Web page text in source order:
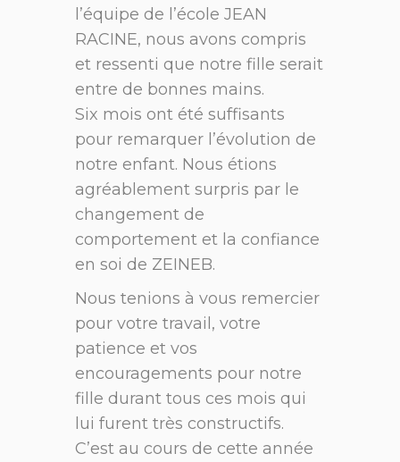
l’équipe de l’école JEAN
RACINE, nous avons compris
et ressenti que notre fille serait
entre de bonnes mains.
Six mois ont été suffisants
pour remarquer l’évolution de
notre enfant. Nous étions
agréablement surpris par le
changement de
comportement et la confiance
en soi de ZEINEB.
Nous tenions à vous remercier
pour votre travail, votre
patience et vos
encouragements pour notre
fille durant tous ces mois qui
lui furent très constructifs.
C’est au cours de cette année